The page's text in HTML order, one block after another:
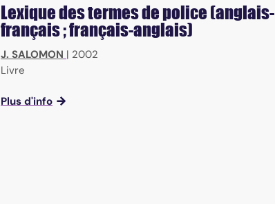
Lexique des termes de police (anglais-
français ; français-anglais)
J. SALOMON | 2002
Livre
Plus d'info